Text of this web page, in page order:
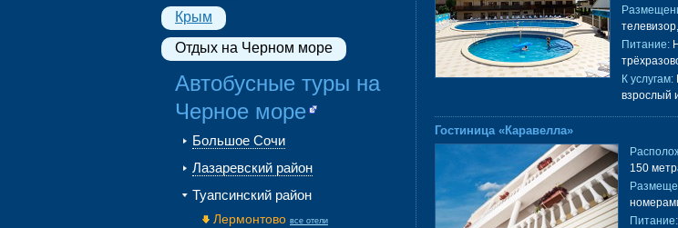
Питание:
К услугам:
взрослый
Гостиница «Каравелла»
150
Питание:
Крым
Отдых на Черном море
Автобусные туры на
Черное море
Большое Сочи
Лазаревский район
Туапсинский район
Лермонтово все отели